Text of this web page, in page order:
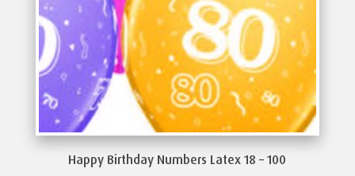
Happy Birthday Numbers Latex 18 – 100